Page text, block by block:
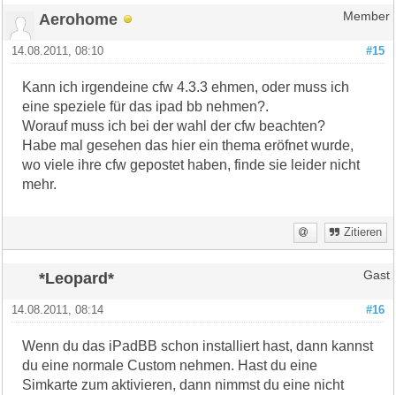
Aerohome Member
#15
14.08.2011, 08:10
Kann ich irgendeine cfw 4.3.3 ehmen, oder muss ich
eine speziele für das ipad bb nehmen?.
Worauf muss ich bei der wahl der cfw beachten?
Habe mal gesehen das hier ein thema eröfnet wurde,
wo viele ihre cfw gepostet haben, finde sie leider nicht
mehr.
Zitieren
*Leopard* Gast
#16
14.08.2011, 08:14
Wenn du das iPadBB schon installiert hast, dann kannst
du eine normale Custom nehmen. Hast du eine
Simkarte zum aktivieren, dann nimmst du eine nicht